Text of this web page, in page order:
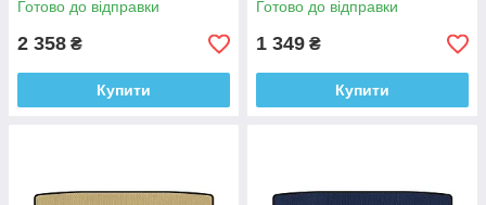
Готово до відправки
2 358 ₴
Купити
Готово до відправки
1 349 ₴
Купити